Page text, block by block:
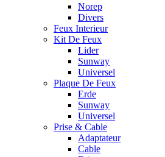
Norep
Divers
Feux Interieur
Kit De Feux
Lider
Sunway
Universel
Plaque De Feux
Erde
Sunway
Universel
Prise & Cable
Adaptateur
Cable